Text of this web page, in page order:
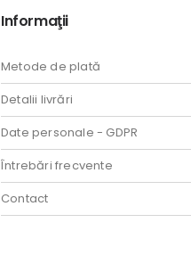
Informaţii
Metode de plată
Detalii livrări
Date personale - GDPR
Întrebări frecvente
Contact